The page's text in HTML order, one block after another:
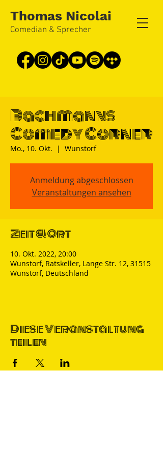
Thomas Nicolai
Comedian & Sprecher
Bachmanns
Comedy Corner
Mo., 10. Okt.
  |
Wunstorf
Anmeldung abgeschlossen
Veranstaltungen ansehen
Zeit & Ort
10. Okt. 2022, 20:00
Wunstorf, Ratskeller, Lange Str. 12, 31515
Wunstorf, Deutschland
Diese Veranstaltung
teilen